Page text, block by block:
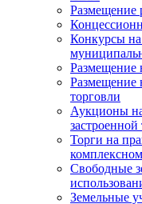
Размещение
Конкурсы на
Размещение
Размещение
торговли
Аукционы
Торги на
Свободные
Земельные